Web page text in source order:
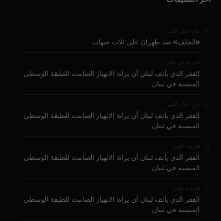
بيار عقل على
«الحلف» ضد طهرانَ على ثلاث جبهات
نادر جبلي على
الفقر الذي يأنف لبنان أن يراه: الانهيار الصامت للطبقة الوسطى
المنسية في لبنان
بيار عقل على
الفقر الذي يأنف لبنان أن يراه: الانهيار الصامت للطبقة الوسطى
المنسية في لبنان
قارىء على
الفقر الذي يأنف لبنان أن يراه: الانهيار الصامت للطبقة الوسطى
المنسية في لبنان
قارىء على
الفقر الذي يأنف لبنان أن يراه: الانهيار الصامت للطبقة الوسطى
المنسية في لبنان